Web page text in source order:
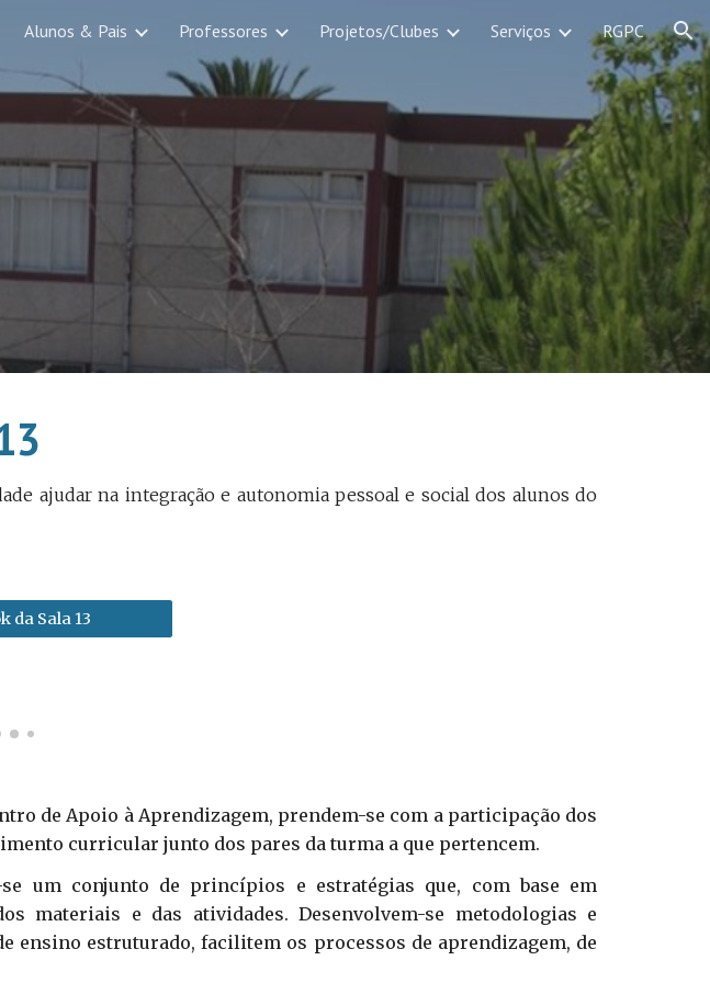
Skip to navigation
Alunos & Pais Professores Projetos/Clubes Serviços RGPC
ajudar na integração e autonomia pessoal e social dos alunos do
da Sala 13
de Apoio à Aprendizagem, prendem-se com a participação dos
curricular junto dos pares da turma a que pertencem.
um conjunto de princípios e estratégias que, com base em
materiais e das atividades. Desenvolvem-se metodologias e
ensino estruturado, facilitem os processos de aprendizagem, de